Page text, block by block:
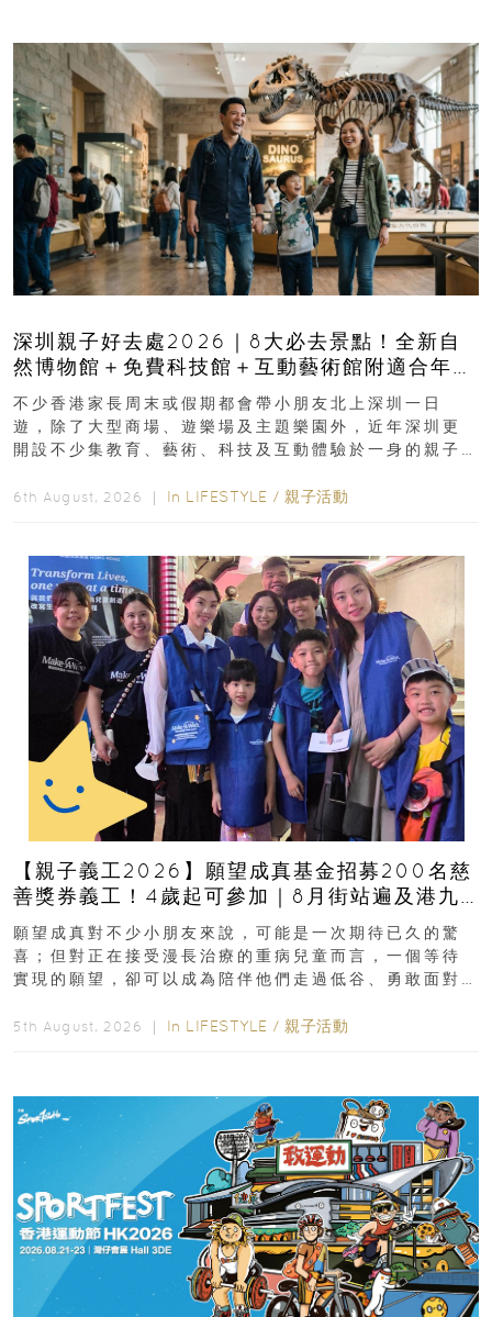
深圳親子好去處2026｜8大必去景點！全新自
然博物館＋免費科技館＋互動藝術館附適合年
齡、交通、門票、開放時間
不少香港家長周末或假期都會帶小朋友北上深圳一日
遊，除了大型商場、遊樂場及主題樂園外，近年深圳更
開設不少集教育、藝術、科技及互動體驗於一身的親子
6th August, 2026 ｜ In LIFESTYLE / 親子活動
【親子義工2026】願望成真基金招募200名慈
善獎券義工！4歲起可參加｜8月街站遍及港九
新界
願望成真對不少小朋友來說，可能是一次期待已久的驚
喜；但對正在接受漫長治療的重病兒童而言，一個等待
實現的願望，卻可以成為陪伴他們走過低谷、勇敢面對
5th August, 2026 ｜ In LIFESTYLE / 親子活動